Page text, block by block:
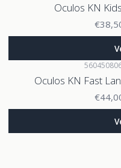
Oculos KN
Oculos KN Fast